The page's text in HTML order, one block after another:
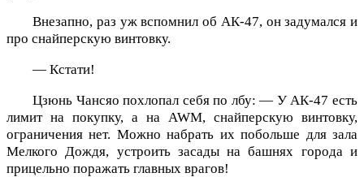
Внезапно, раз уж вспомнил об АК-47, он задумался и
про снайперскую винтовку.
— Кстати!
Цзюнь Чансяо похлопал себя по лбу: — У АК-47 есть
лимит на покупку, а на AWM, снайперскую винтовку,
ограничения нет. Можно набрать их побольше для зала
Мелкого Дождя, устроить засады на башнях города и
прицельно поражать главных врагов!